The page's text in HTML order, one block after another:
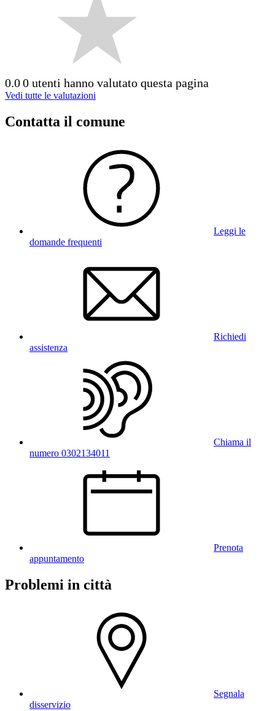
0.00 utenti hanno valutato questa pagina
Vedi tutte le valutazioni
Contatta il comune
Leggi le
domande frequenti
Richiedi
assistenza
Chiama il
numero 0302134011
Prenota
appuntamento
Problemi in città
Segnala
disservizio